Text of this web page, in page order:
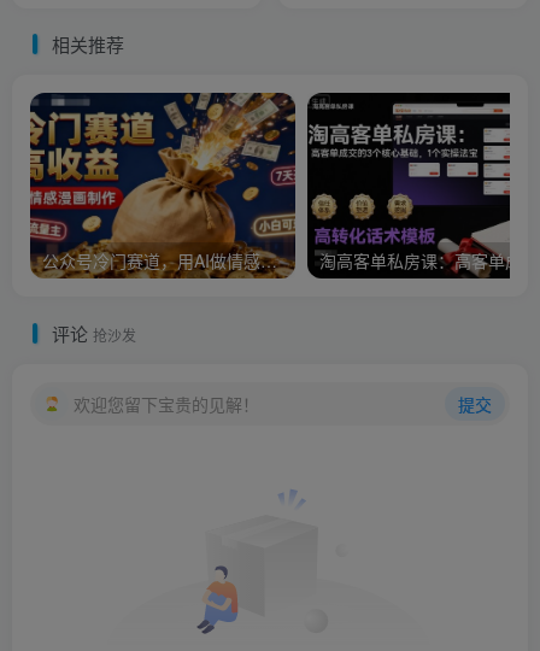
相关推荐
公众号冷门赛道，用AI做情感漫画，7天开通流量主，操作简单，小白可玩
评论 抢沙发
欢迎您留下宝贵的见解！ 提交